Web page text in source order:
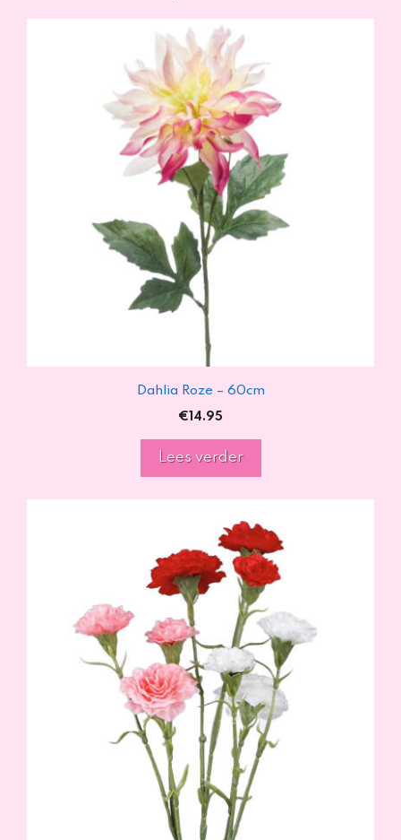
Dahlia Roze – 60cm
€14.95
Lees verder